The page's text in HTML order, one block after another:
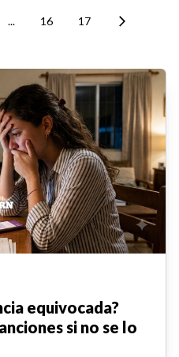
... 16 17
equivocada?
si no se lo